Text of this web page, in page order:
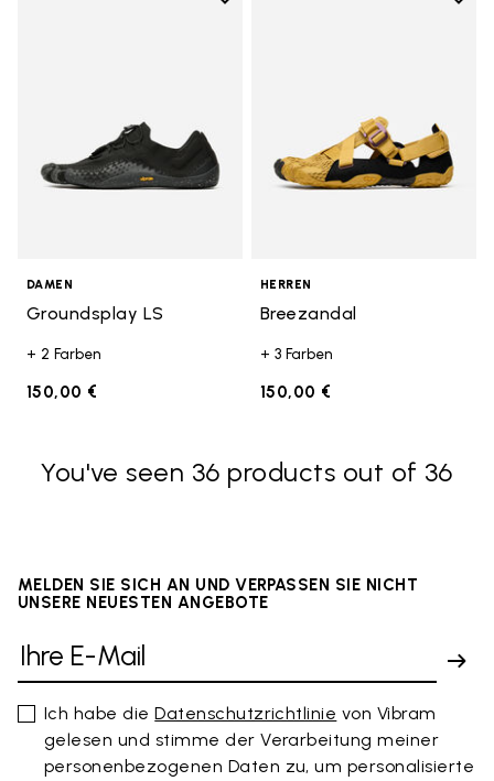
DAMEN
Groundsplay LS
+ 2 Farben
150,00 €
HERREN
Breezandal
+ 3 Farben
150,00 €
You've seen 36 products out of 36
MELDEN SIE SICH AN UND VERPASSEN SIE NICHT
UNSERE NEUESTEN ANGEBOTE
Ich habe dieDatenschutzrichtlinie von Vibram
gelesen und stimme der Verarbeitung meiner
personenbezogenen Daten zu, um personalisierte